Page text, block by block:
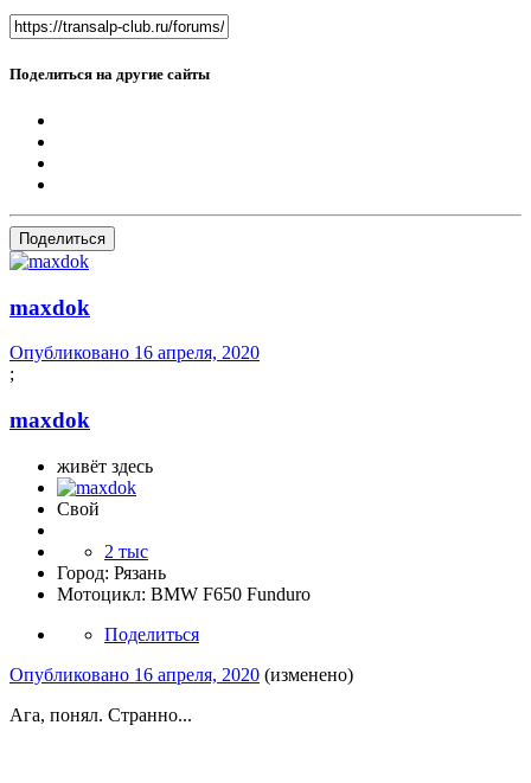
Поделиться на другие сайты
Поделиться
maxdok
Опубликовано 16 апреля, 2020
;
maxdok
живёт здесь
Свой
2 тыс
Город: Рязань
Мотоцикл: BMW F650 Funduro
Поделиться
Опубликовано 16 апреля, 2020 (изменено)
Ага, понял. Странно...